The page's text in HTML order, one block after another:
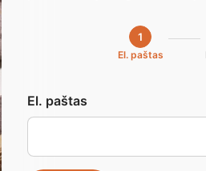
CNC
1
El. paštas
El. paštas